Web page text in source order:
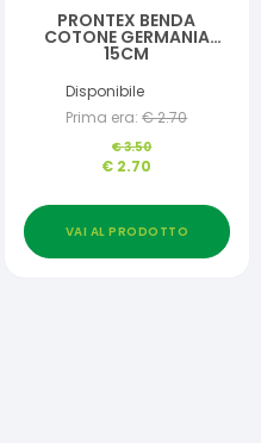
PRONTEX BENDA
COTONE GERMANIA
15CM
Disponibile
Prima era: €2.70
€3.50
€ 2.70
VAI AL PRODOTTO